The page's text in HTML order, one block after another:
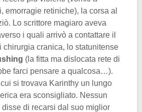
emorragie retiniche), la corsa al
Lo scrittore magiaro aveva
i quali arrivò a contattare il
chirurgia cranica, lo statunitense
(la fitta ma dislocata rete di
farci pensare a qualcosa…).
si trovava Karinthy un lungo
era sconsigliato. Nessun
di recarsi dal suo miglior